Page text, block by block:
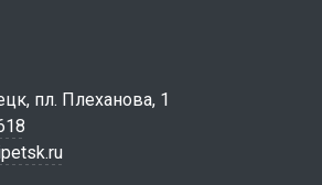
пл. Плеханова, 1